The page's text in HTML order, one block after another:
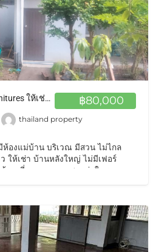
฿80,000
House for Rent without furnitures ให้เช่าบ้านเดี่ยว 5 นอน มีสวน ไม่ไกล สวนจตุจักร บางเขน ลาดพร้าว
thailand property
ห้องแม่บ้าน บริเวณ มีสวน ไม่ไกล
ให้เช่า บ้านหลังใหญ่ ไม่มีเฟอร์
านเดี่ยวลดราคาแสนกว่าในราคาถูก